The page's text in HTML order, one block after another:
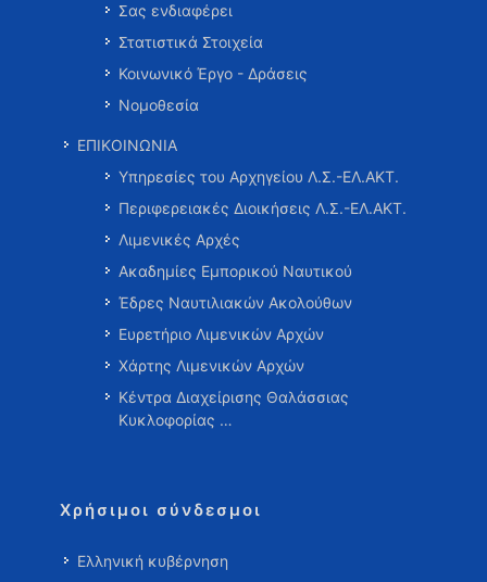
Σας ενδιαφέρει
Στατιστικά Στοιχεία
Κοινωνικό Έργο - Δράσεις
Νομοθεσία
ΕΠΙΚΟΙΝΩΝΙΑ
Υπηρεσίες του Αρχηγείου Λ.Σ.-ΕΛ.ΑΚΤ.
Περιφερειακές Διοικήσεις Λ.Σ.-ΕΛ.ΑΚΤ.
Λιμενικές Αρχές
Ακαδημίες Εμπορικού Ναυτικού
Έδρες Ναυτιλιακών Ακολούθων
Ευρετήριο Λιμενικών Αρχών
Χάρτης Λιμενικών Αρχών
Κέντρα Διαχείρισης Θαλάσσιας
Κυκλοφορίας …
Χρήσιμοι σύνδεσμοι
Ελληνική κυβέρνηση